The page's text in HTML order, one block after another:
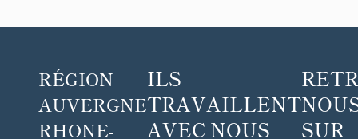
RÉGION
AUVERGNE
RHONE-
ILS
TRAVAILLENT
AVEC NOUS
SUR